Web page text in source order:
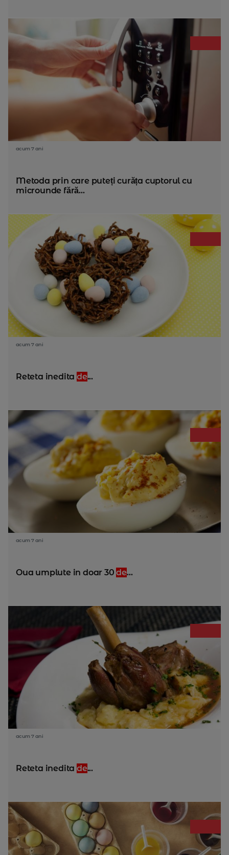
acum 7 ani
Metoda prin care puteți curăța cuptorul cu
microunde fără...
acum 7 ani
Reteta ineditade...
acum 7 ani
Oua umplute in doar 30de...
acum 7 ani
Reteta ineditade...